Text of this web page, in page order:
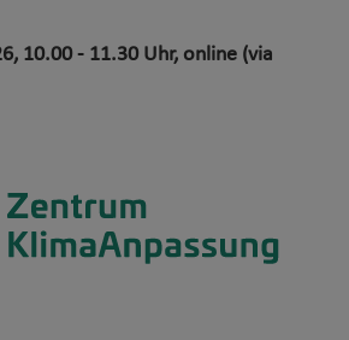
10.00 - 11.30 Uhr, online (via